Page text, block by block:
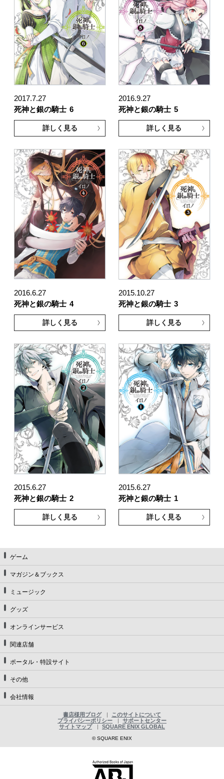
2017.7.27
死神と銀の騎士 6
詳しく見る
2016.9.27
死神と銀の騎士 5
詳しく見る
2016.6.27
死神と銀の騎士 4
詳しく見る
2015.10.27
死神と銀の騎士 3
詳しく見る
2015.6.27
死神と銀の騎士 2
詳しく見る
2015.6.27
死神と銀の騎士 1
詳しく見る
ゲーム
マガジン＆ブックス
ミュージック
グッズ
オンラインサービス
関連店舗
ポータル・特設サイト
その他
会社情報
書店様用ブログ
このサイトについて
プライバシーポリシー
サポートセンター
サイトマップ
SQUARE ENIX GLOBAL
© SQUARE ENIX